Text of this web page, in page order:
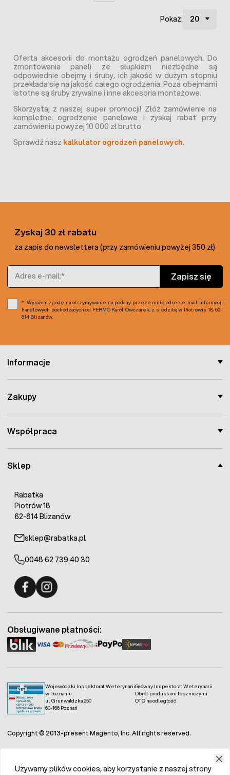
Pokaż:
Oferta akcesorii do montażu ogrodzeń panelowych. Do
zmontowania paneli ze słupkiem niezbędne są
odpowiednie obejmy i śruby, ich jakość w dużym stopniu
przekłada się na jakość całego ogrodzenia. Poza obejmami
istotne są śruby zrywalne i inne akcesoria montażowe.
Skorzystaj z naszej super promocji! Złóż zamówienie na
kompletne ogrodzenie panelowe i zyskaj rabat przy
zamówieniu powyżej 10 000 zł brutto
Sprawdź nasz kalkulator ogrodzeń panelowych.
Sklep
Rabatka
Piotrów 18
62-814 Blizanów
sklep@rabatka.pl
0048 62 739 40 30
Informacje
Zakupy
Współpraca
Zyskaj 30 zł rabatu
za zapis do newslettera (przy zamówieniu powyżej 350 zł)
Adres e-mail
Zapisz się
Wyrażam zgodę na otrzymywanie na podany przeze mnie adres e-mail informacji
handlowych pochodzących od FERMO Karol Owczarek, z siedzibą w Piotrowie 18, 62-
814 Blizanów.
Wojewódzki Inspektorat Weterynarii
w Poznaniu
ul. Grunwaldzka 250
60-166 Poznań
Główny Inspektorat Weterynarii
Obrót produktami leczniczymi
OTC na odległość
Obsługiwane płatności:
Copyright © 2013-present Magento, Inc. All rights reserved.
Używamy plików cookies, aby korzystanie z naszej strony